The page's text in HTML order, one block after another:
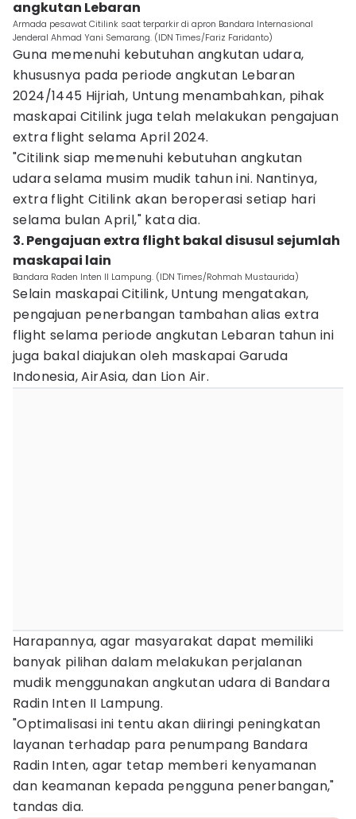
angkutan Lebaran
Armada pesawat Citilink saat terparkir di apron Bandara Internasional
Jenderal Ahmad Yani Semarang. (IDN Times/Fariz Faridanto)
Guna memenuhi kebutuhan angkutan udara,
khususnya pada periode angkutan Lebaran
2024/1445 Hijriah, Untung menambahkan, pihak
maskapai Citilink juga telah melakukan pengajuan
extra flight selama April 2024.
"Citilink siap memenuhi kebutuhan angkutan
udara selama musim mudik tahun ini. Nantinya,
extra flight Citilink akan beroperasi setiap hari
selama bulan April," kata dia.
3. Pengajuan extra flight bakal disusul sejumlah
maskapai lain
Bandara Raden Inten II Lampung. (IDN Times/Rohmah Mustaurida)
Selain maskapai Citilink, Untung mengatakan,
pengajuan penerbangan tambahan alias extra
flight selama periode angkutan Lebaran tahun ini
juga bakal diajukan oleh maskapai Garuda
Indonesia, AirAsia, dan Lion Air.
Harapannya, agar masyarakat dapat memiliki
banyak pilihan dalam melakukan perjalanan
mudik menggunakan angkutan udara di Bandara
Radin Inten II Lampung.
"Optimalisasi ini tentu akan diiringi peningkatan
layanan terhadap para penumpang Bandara
Radin Inten, agar tetap memberi kenyamanan
dan keamanan kepada pengguna penerbangan,"
tandas dia.